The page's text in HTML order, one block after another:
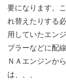
要になります。
れ替えたりする
用していたエン
プラーなどに配
ＮＡエンジンか
は、、、